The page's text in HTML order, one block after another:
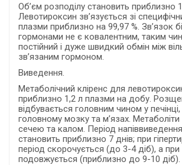
Об’єм розподілу становить приблизно
Левотироксин зв’язується зі
плазми приблизно на 99,97 %. Зв’язок
гормонами не є ковалентним, таким
постійний і дуже швидкий обмін між
зв’язаним гормоном.
Виведення.
Метаболічний кліренс для
приблизно 1,2 л плазми на добу.
відбувається головним чином у
головному мозку та м’язах.
сечею та калом. Період
становить приблизно 7 днів; при
період скорочується (до 3-4 діб), а при
подовжується (приблизно до 9-10 діб).